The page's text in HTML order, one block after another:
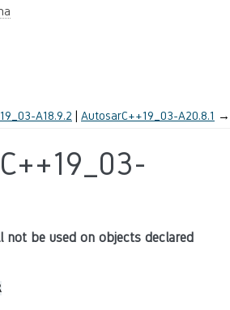
A18.9.2 AutosarC++19_03-A20.8.1 →
not be used on objects declared